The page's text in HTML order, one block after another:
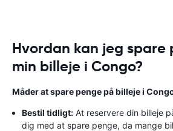
Hvordan kan jeg spare
min billeje i Congo?
Måder at spare penge på billeje i
Bestil tidligt: At reservere din billeje
dig med at spare penge, da mange